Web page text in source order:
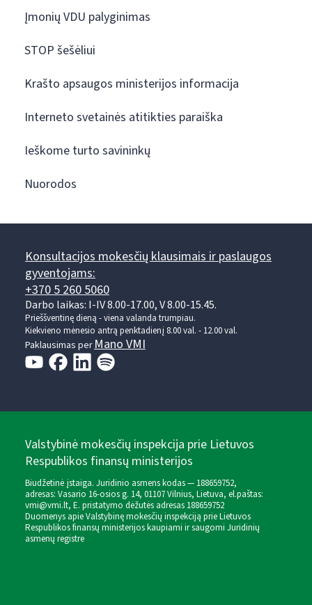
Įmonių VDU palyginimas
STOP šešėliui
Krašto apsaugos ministerijos informacija
Interneto svetainės atitikties paraiška
Ieškome turto savininkų
Nuorodos
Konsultacijos mokesčių klausimais ir paslaugos
gyventojams:
+370 5 260 5060
Darbo laikas: I-IV 8.00-17.00, V 8.00-15.45.
Prieššventinę dieną - viena valanda trumpiau.
Kiekvieno mėnesio antrą penktadienį 8.00 val. - 12.00 val.
Paklausimas perMano VMI
Valstybinė mokesčių inspekcija prie Lietuvos
Respublikos finansų ministerijos
Biudžetinė įstaiga. Juridinio asmens kodas — 188659752,
adresas: Vasario 16-osios g. 14, 01107 Vilnius, Lietuva, el.paštas:
vmi@vmi.lt, E. pristatymo dėžutės adresas 188659752
Duomenys apie Valstybinę mokesčių inspekciją prie Lietuvos
Respublikos finansų ministerijos kaupiami ir saugomi Juridinių
asmenų registre